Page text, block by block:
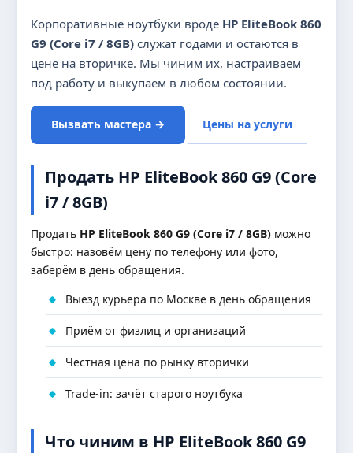
Корпоративные ноутбуки вроде HP EliteBook 860
G9 (Core i7 / 8GB) служат годами и остаются в
цене на вторичке. Мы чиним их, настраиваем
под работу и выкупаем в любом состоянии.
Вызвать мастера → Цены на услуги
Продать HP EliteBook 860 G9 (Core
i7 / 8GB)
Продать HP EliteBook 860 G9 (Core i7 / 8GB) можно
быстро: назовём цену по телефону или фото,
заберём в день обращения.
Выезд курьера по Москве в день обращения
Приём от физлиц и организаций
Честная цена по рынку вторички
Trade-in: зачёт старого ноутбука
Что чиним в HP EliteBook 860 G9